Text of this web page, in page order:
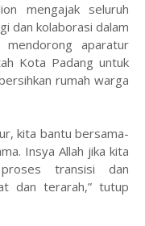
mengajak seluruh
dan kolaborasi dalam
mendorong aparatur
Kota Padang untuk
rumah warga
kita bantu bersama-
Insya Allah jika kita
transisi dan
dan terarah,” tutup